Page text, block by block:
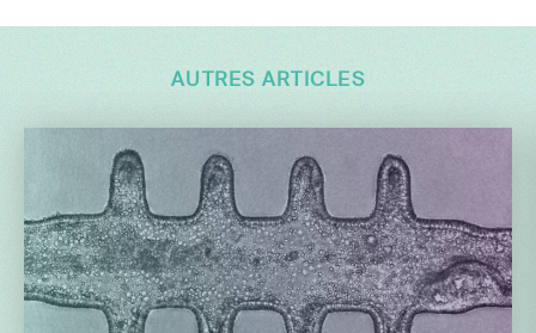
AUTRES ARTICLES